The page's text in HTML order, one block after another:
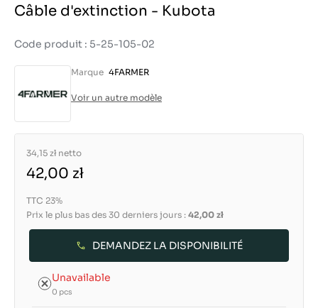
Câble d'extinction - Kubota
Code produit : 5-25-105-02
Marque 4FARMER
Voir un autre modèle
34,15 zł netto
42,00 zł
TTC 23%
Prix le plus bas des 30 derniers jours : 42,00 zł
DEMANDEZ LA DISPONIBILITÉ
Unavailable
0 pcs